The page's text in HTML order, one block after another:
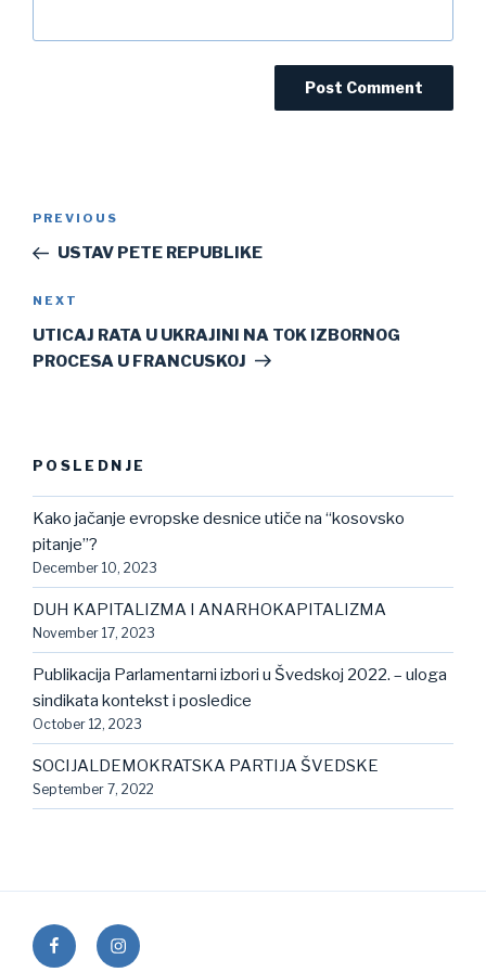
Previous
Post
PREVIOUS
USTAV PETE REPUBLIKE
Next
Post
NEXT
UTICAJ RATA U UKRAJINI NA TOK IZBORNOG
PROCESA U FRANCUSKOJ
POSLEDNJE
Kako jačanje evropske desnice utiče na “kosovsko
pitanje”?
December 10, 2023
DUH KAPITALIZMA I ANARHOKAPITALIZMA
November 17, 2023
Publikacija Parlamentarni izbori u Švedskoj 2022. – uloga
sindikata kontekst i posledice
October 12, 2023
SOCIJALDEMOKRATSKA PARTIJA ŠVEDSKE
September 7, 2022
facebookinstagram